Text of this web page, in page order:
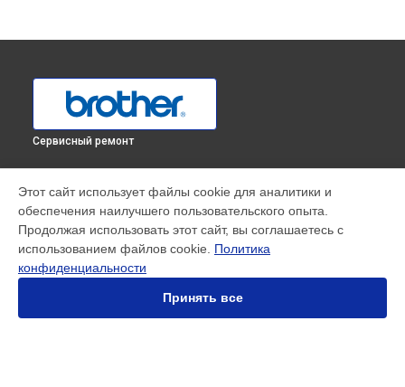
Сервисный ремонт
МФУ
Принтер
Швейные машинки
Оверлок
Этот сайт использует файлы cookie для аналитики и
обеспечения наилучшего пользовательского опыта.
Продолжая использовать этот сайт, вы соглашаетесь с
использованием файлов cookie. Политика
конфиденциальности
Принять все